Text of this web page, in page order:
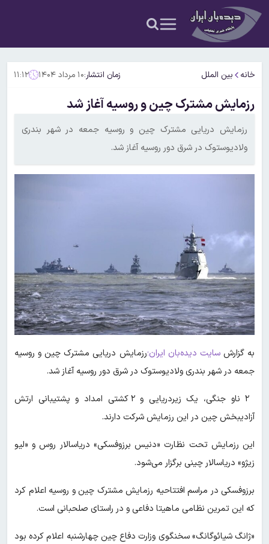
خانه بین الملل زمان انتشار:۱۰ مرداد ۱۴۰۴ ۱۱:۱۲
رزمایش مشترک چین و روسیه آغاز شد
رزمایش دریایی مشترک چین و روسیه جمعه در شهر بندری
ولادیوستوک در شرق دور روسیه آغاز شد.
به گزارشسایت دیده‌بان ایران؛رزمایش دریایی مشترک چین و روسیه
جمعه در شهر بندری ولادیوستوک در شرق دور روسیه آغاز شد.
۲ ناو جنگی، یک زیردریایی و ۲ کشتی امداد و پشتیبانی ارتش
آزادیبخش چین در این رزمایش شرکت دارند.
این رزمایش تحت نظارت «دنیس برزوفسکی» دریاسالار روس و «لیو
زیژو» دریاسالار چینی برگزار می‌شود.
برزوفسکی در مراسم افتتاحیه رزمایش مشترک چین و روسیه اعلام کرد
که این تمرین نظامی ماهیتا دفاعی و در راستای صلحبانی است.
«ژانگ شیائوگانگ» سخنگوی وزارت دفاع چین چهارشنبه اعلام کرده بود